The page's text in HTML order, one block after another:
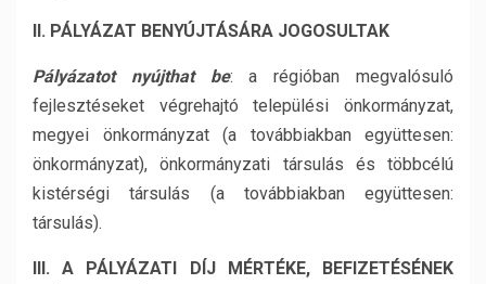
II. PÁLYÁZAT BENYÚJTÁSÁRA JOGOSULTAK
Pályázatot nyújthat be: a régióban megvalósuló
fejlesztéseket végrehajtó települési önkormányzat,
megyei önkormányzat (a továbbiakban együttesen:
önkormányzat), önkormányzati társulás és többcélú
kistérségi társulás (a továbbiakban együttesen:
társulás).
III. A PÁLYÁZATI DÍJ MÉRTÉKE, BEFIZETÉSÉNEK